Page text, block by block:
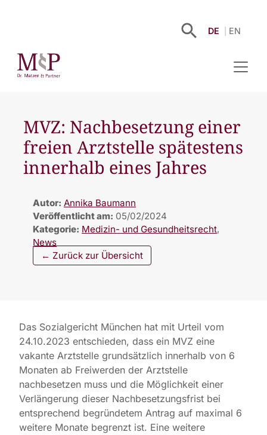
DE EN
MVZ: Nachbesetzung einer
freien Arztstelle spätestens
innerhalb eines Jahres
Autor: Annika Baumann
Veröffentlicht am: 05/02/2024
Kategorie: Medizin- und Gesundheitsrecht,
News
← Zurück zur Übersicht
Das Sozialgericht München hat mit Urteil vom
24.10.2023 entschieden, dass ein MVZ eine
vakante Arztstelle grundsätzlich innerhalb von 6
Monaten ab Freiwerden der Arztstelle
nachbesetzen muss und die Möglichkeit einer
Verlängerung dieser Nachbesetzungsfrist bei
entsprechend begründetem Antrag auf maximal 6
weitere Monate begrenzt ist. Eine weitere